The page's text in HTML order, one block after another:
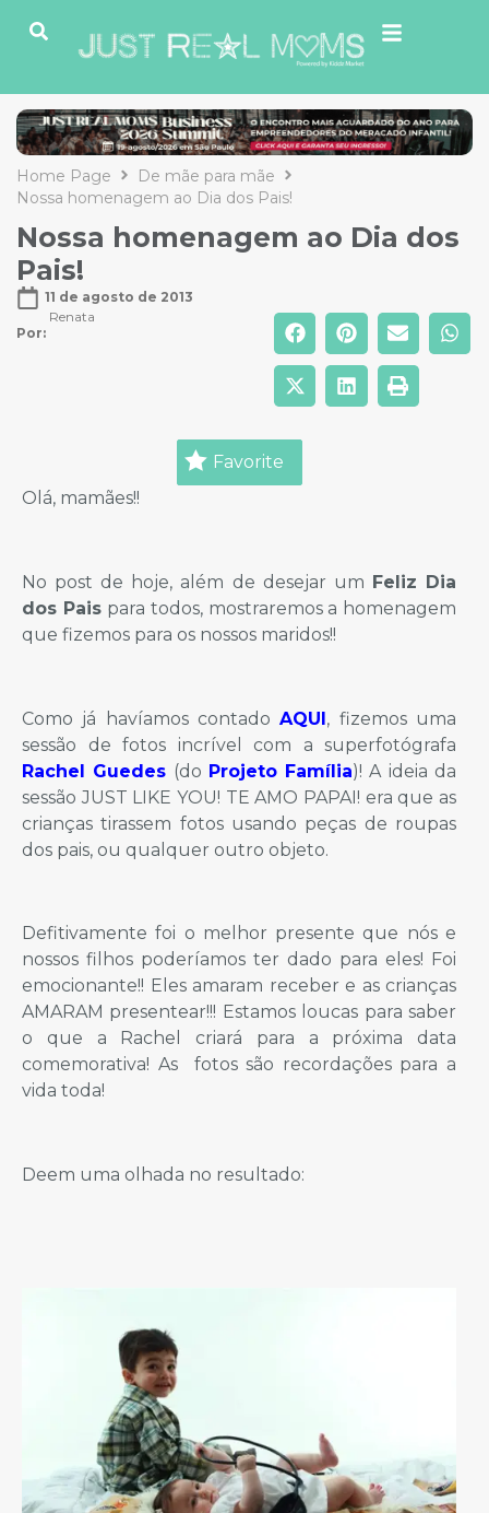
Home Page
De mãe para mãe
Nossa homenagem ao Dia dos Pais!
Nossa homenagem ao Dia dos
Pais!
11 de agosto de 2013
Por:
Renata
Favorite
Olá, mamães!!
No post de hoje, além de desejar um Feliz Dia
dos Pais para todos, mostraremos a homenagem
que fizemos para os nossos maridos!!
Como já havíamos contadoAQUI, fizemos uma
sessão de fotos incrível com a superfotógrafa
Rachel Guedes (do Projeto Família)! A ideia da
sessão JUST LIKE YOU! TE AMO PAPAI! era que as
crianças tirassem fotos usando peças de roupas
dos pais, ou qualquer outro objeto.
Defitivamente foi o melhor presente que nós e
nossos filhos poderíamos ter dado para eles! Foi
emocionante!! Eles amaram receber e as crianças
AMARAM presentear!!! Estamos loucas para saber
o que a Rachel criará para a próxima data
comemorativa! As fotos são recordações para a
vida toda!
Deem uma olhada no resultado: